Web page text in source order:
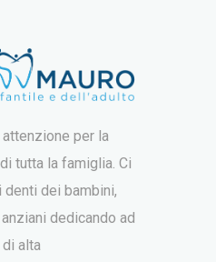
per la
tutta la famiglia. Ci
denti dei bambini,
dedicando ad
alta